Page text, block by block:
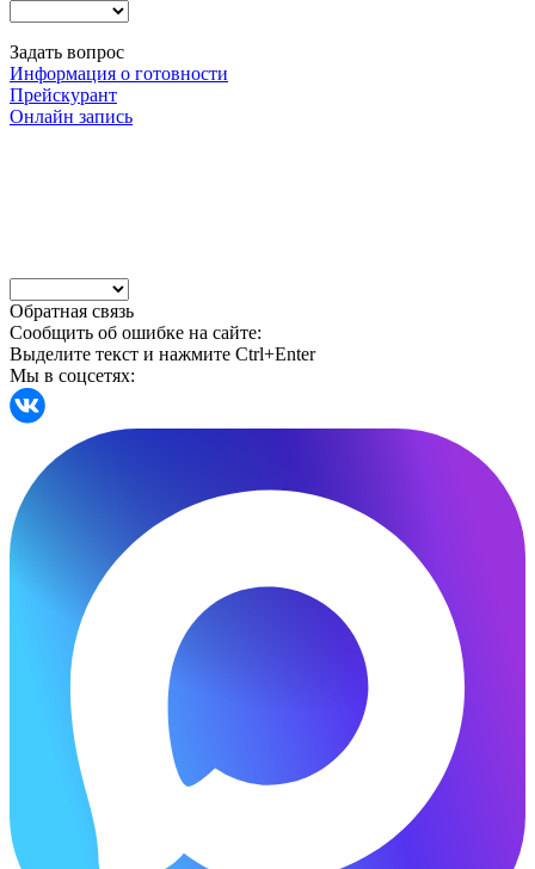
Задать вопрос
Информация о готовности
Прейскурант
Онлайн запись
Обратная связь
Сообщить об ошибке на сайте:
Выделите текст и нажмите Ctrl+Enter
Мы в соцсетях: